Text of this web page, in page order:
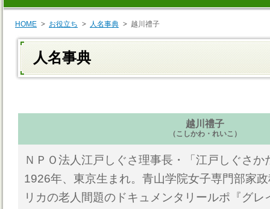
HOME お役立ち 人名事典 越川禮子
人名事典
越川禮子
（こしかわ・れいこ）
ＮＰＯ法人江戸しぐさ理事長・「江戸しぐさか
1926年、東京生まれ。青山学院女子専門部家
リカの老人間題のドキュメンタリールポ『グレ